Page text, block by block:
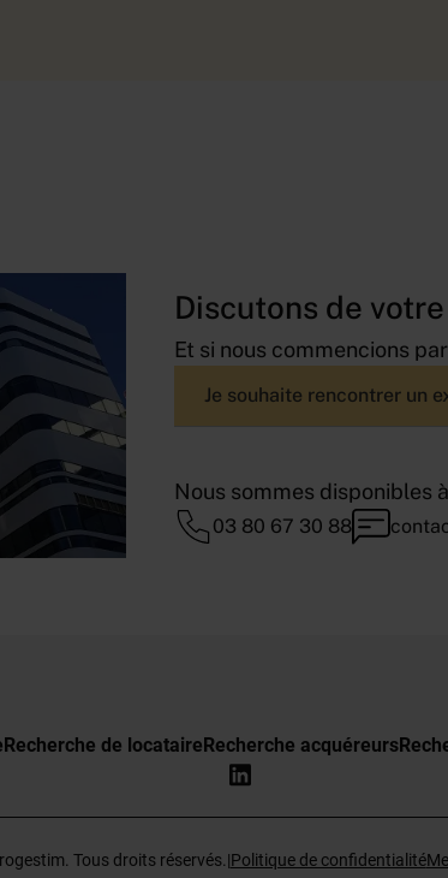
Discutons de
Et si nous commencions
Je souhaite rencontrer un
Nous sommes disponibles
03 80 67 30 88
Recherche de locataireRecherche acquéreurs
Tous droits réservés.|Politique de confidentialité